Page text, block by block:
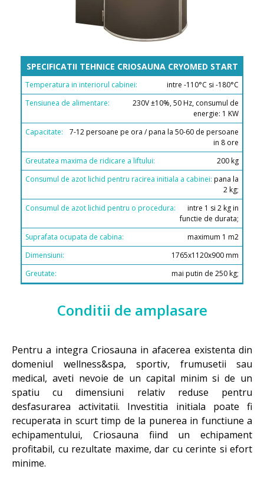
SPECIFICATII TEHNICE CRIOSAUNA CRYOMED START
intre -110°C si -180°C
230V ±10%, 50 Hz, consumul de
energie: 1 KW
7-12 persoane pe ora / pana la 50-60 de persoane
in 8 ore
200 kg
pana la
2 kg;
intre 1 si 2 kg in
functie de durata;
maximum 1 m2
1765x1120x900 mm
mai putin de 250 kg;
Conditii de amplasare
Pentru a integra Criosauna in afacerea existenta din
domeniul wellness&spa, sportiv, frumusetii sau
medical, aveti nevoie de un capital minim si de un
spatiu cu dimensiuni relativ reduse pentru
desfasurarea activitatii. Investitia initiala poate fi
recuperata in scurt timp de la punerea in functiune a
echipamentului, Criosauna fiind un echipament
profitabil, cu rezultate maxime, dar cu cerinte si efort
minime.